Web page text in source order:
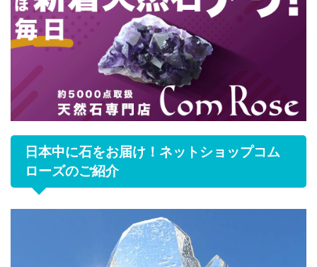
日本中に石をお届け！ネットショップコム
ローズのご紹介